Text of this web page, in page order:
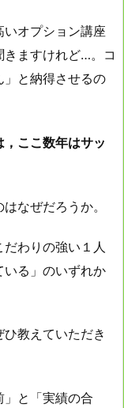
いオプション講座
きますけれど…。コ
」と納得させるの
，ここ数年はサッ
なぜだろうか。
わりの強い１人
いる」のいずれか
ひ教えていただき
と「実績の合